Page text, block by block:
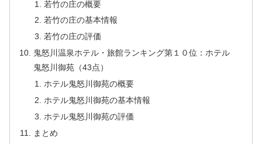
若竹の庄の概要
若竹の庄の基本情報
若竹の庄の評価
鬼怒川温泉ホテル・旅館ランキング第１０位：ホテル
鬼怒川御苑（43点）
ホテル鬼怒川御苑の概要
ホテル鬼怒川御苑の基本情報
ホテル鬼怒川御苑の評価
まとめ